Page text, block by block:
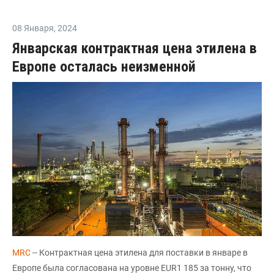
08 Января, 2024
Январская контрактная цена этилена в
Европе осталась неизменной
MRC-- Контрактная цена этилена для поставки в январе в
Европе была согласована на уровне EUR1 185 за тонну, что